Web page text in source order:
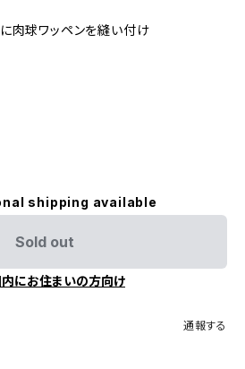
肉球ワッペンを縫い付け
shipping available
Sold out
にお住まいの方向け
通報する